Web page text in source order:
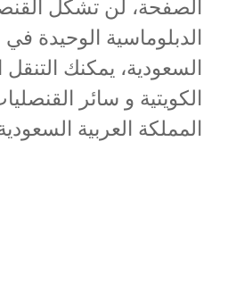
الصفحة، لن تشكل
الدبلوماسية الوحيدة في
السعودية، يمكنك
الكويتية و سائر
المملكة العربية